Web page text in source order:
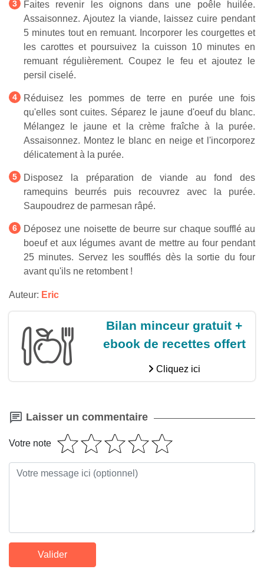
Faites revenir les oignons dans une poêle huilée.
Assaisonnez. Ajoutez la viande, laissez cuire pendant
5 minutes tout en remuant. Incorporer les courgettes et
les carottes et poursuivez la cuisson 10 minutes en
remuant régulièrement. Coupez le feu et ajoutez le
persil ciselé.
Réduisez les pommes de terre en purée une fois
qu'elles sont cuites. Séparez le jaune d'oeuf du blanc.
Mélangez le jaune et la crème fraîche à la purée.
Assaisonnez. Montez le blanc en neige et l'incorporez
délicatement à la purée.
Disposez la préparation de viande au fond des
ramequins beurrés puis recouvrez avec la purée.
Saupoudrez de parmesan râpé.
Déposez une noisette de beurre sur chaque soufflé au
boeuf et aux légumes avant de mettre au four pendant
25 minutes. Servez les soufflés dès la sortie du four
avant qu'ils ne retombent !
Auteur: Eric
Bilan minceur gratuit +
ebook de recettes offert
Cliquez ici
Laisser un commentaire
Votre note